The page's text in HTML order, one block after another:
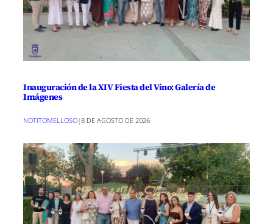
Inauguración de la XIV Fiesta del Vino: Galería de
Imágenes
NOTITOMELLOSO|8 DE AGOSTO DE 2026